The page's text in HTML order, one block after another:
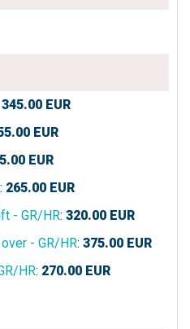
345.00 EUR
EUR
EUR
: 265.00 EUR
- GR/HR: 320.00 EUR
- GR/HR: 375.00 EUR
HR: 270.00 EUR